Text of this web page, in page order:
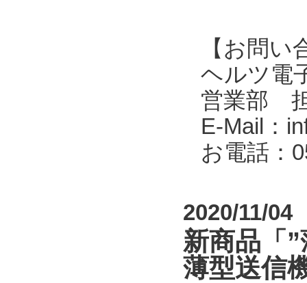
【お問い
ヘルツ電
営業部
E-Mail：
お電話：
2020/11/04
新商品「
薄型送信